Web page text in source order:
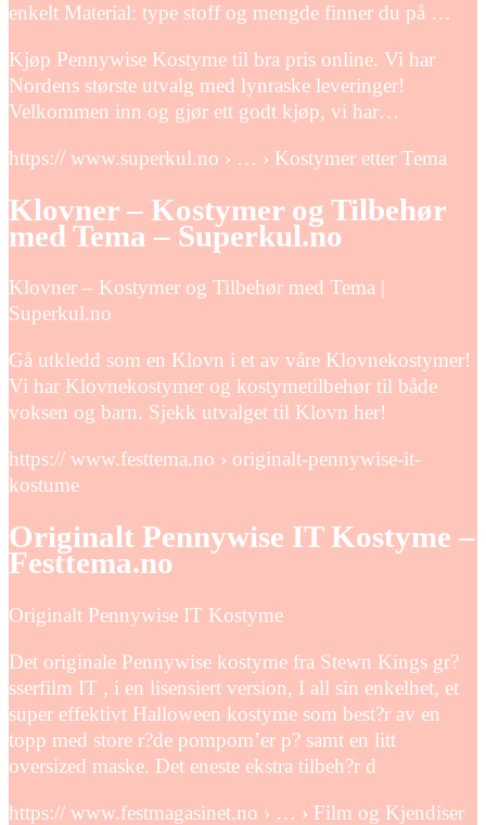
enkelt Material: type stoff og mengde finner du på …
Kjøp Pennywise Kostyme til bra pris online. Vi har
Nordens største utvalg med lynraske leveringer!
Velkommen inn og gjør ett godt kjøp, vi har…
https:// www.superkul.no › … › Kostymer etter Tema
Klovner – Kostymer og Tilbehør
med Tema – Superkul.no
Klovner – Kostymer og Tilbehør med Tema |
Superkul.no
Gå utkledd som en Klovn i et av våre Klovnekostymer!
Vi har Klovnekostymer og kostymetilbehør til både
voksen og barn. Sjekk utvalget til Klovn her!
https:// www.festtema.no › originalt-pennywise-it-
kostume
Originalt Pennywise IT Kostyme –
Festtema.no
Originalt Pennywise IT Kostyme
Det originale Pennywise kostyme fra Stewn Kings gr?
sserfilm IT , i en lisensiert version, I all sin enkelhet, et
super effektivt Halloween kostyme som best?r av en
topp med store r?de pompom’er p? samt en litt
oversized maske. Det eneste ekstra tilbeh?r d
https:// www.festmagasinet.no › … › Film og Kjendiser